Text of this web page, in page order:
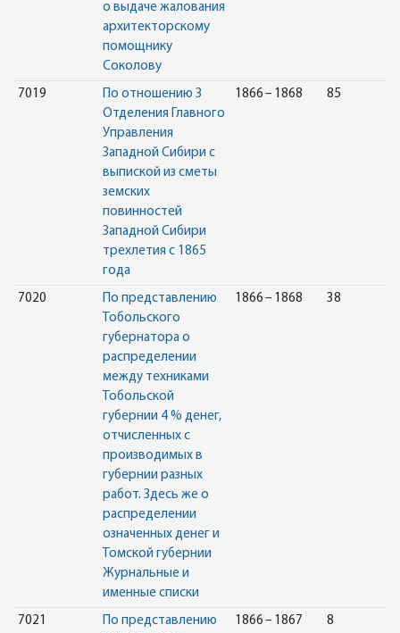
о выдаче жалования
архитекторскому
помощнику
Соколову
7019
По отношению 3
Отделения Главного
Управления
Западной Сибири с
выпиской из сметы
земских
повинностей
Западной Сибири
трехлетия с 1865
года
1866 – 1868 85
7020
По представлению
Тобольского
губернатора о
распределении
между техниками
Тобольской
губернии 4 % денег,
отчисленных с
производимых в
губернии разных
работ. Здесь же о
распределении
означенных денег и
Томской губернии
Журнальные и
именные списки
1866 – 1868 38
7021
По представлению
1866 – 1867 8